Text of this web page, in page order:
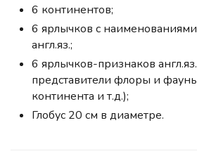
6 континентов;
6 ярлычков с
англ.яз.;
6 ярлычков-признаков
представители флоры и
континента и т.д.);
Глобус 20 см в диаметре.